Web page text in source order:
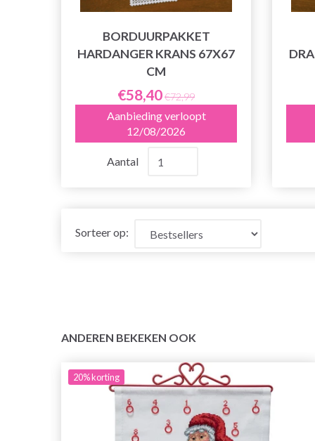
BORDUURPAKKET
HARDANGER KRANS 67X67
CM
€58,40€72,99
Aanbieding verloopt
12/08/2026
Aantal
Sorteer op:
ANDEREN BEKEKEN OOK
20%korting